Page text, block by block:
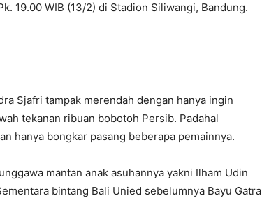
19.00 WIB (13/2) di Stadion Siliwangi, Bandung.
Sjafri tampak merendah dengan hanya ingin
tekanan ribuan bobotoh Persib. Padahal
hanya bongkar pasang beberapa pemainnya.
mantan anak asuhannya yakni Ilham Udin
bintang Bali Unied sebelumnya Bayu Gatra